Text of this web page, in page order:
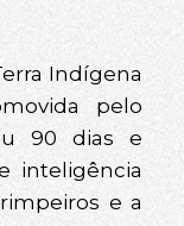
Indígena
pelo
90 dias e
inteligência
e a